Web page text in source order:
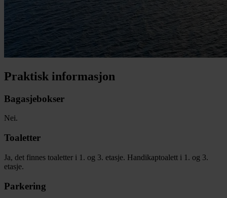
Praktisk informasjon
Bagasjebokser
Nei.
Toaletter
Ja, det finnes toaletter i 1. og 3. etasje. Handikaptoalett i 1. og 3.
etasje.
Parkering